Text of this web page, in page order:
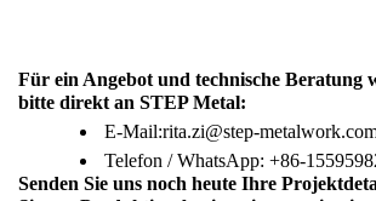
Für ein Angebot und technische Beratung
bitte direkt an STEP Metal:
E-Mail:rita.zi@step-
Telefon / WhatsApp: +86-
Senden Sie uns noch heute Ihre